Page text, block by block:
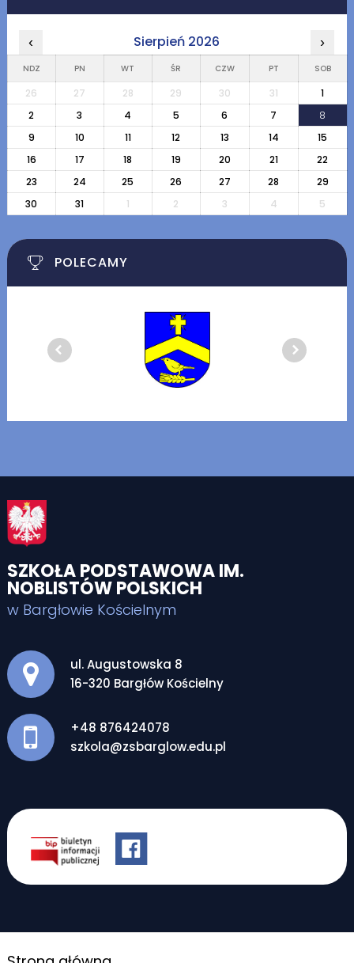
‹ Sierpień 2026 ›
NDZ PN WT ŚR CZW PT SOB
26 27 28 29 30 31
1
2
3 4 5 6 7
8
9
10 11 12 13 14
15
16
17 18 19 20 21
22
23
24 25 26 27 28
29
30
31 1 2 3 4 5
POLECAMY
SZKOŁA PODSTAWOWA IM.
NOBLISTÓW POLSKICH
w Bargłowie Kościelnym
Adres pocztowy:
ul. Augustowska 8
16-320 Bargłów Kościelny
+48 876424078
szkola@zsbarglow.edu.pl